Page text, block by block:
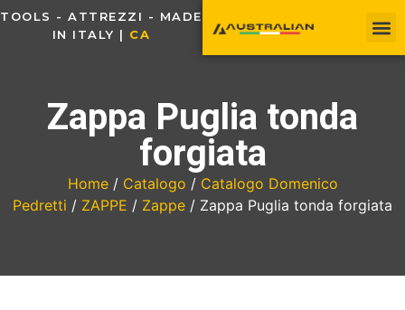
TOOLS - ATTREZZI - MADE
IN ITALY | C AV
Zappa Puglia tonda
forgiata
Home/ Catalogo / Catalogo Domenico
Pedretti / ZAPPE / Zappe / Zappa Puglia tonda forgiata